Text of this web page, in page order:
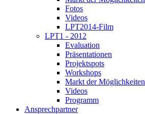
Fotos
Videos
LPT2014-Film
LPT1 - 2012
Evaluation
Präsentationen
Projektspots
Workshops
Markt der Möglichkeiten
Videos
Programm
Ansprechpartner